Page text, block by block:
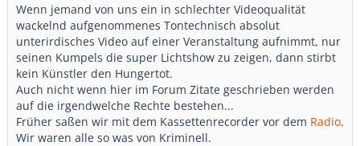
Wenn jemand von uns ein in schlechter Videoqualität
wackelnd aufgenommenes Tontechnisch absolut
unterirdisches Video auf einer Veranstaltung aufnimmt, nur
seinen Kumpels die super Lichtshow zu zeigen, dann stirbt
kein Künstler den Hungertot.
Auch nicht wenn hier im Forum Zitate geschrieben werden
auf die irgendwelche Rechte bestehen...
Früher saßen wir mit dem Kassettenrecorder vor dem Radio.
Wir waren alle so was von Kriminell.